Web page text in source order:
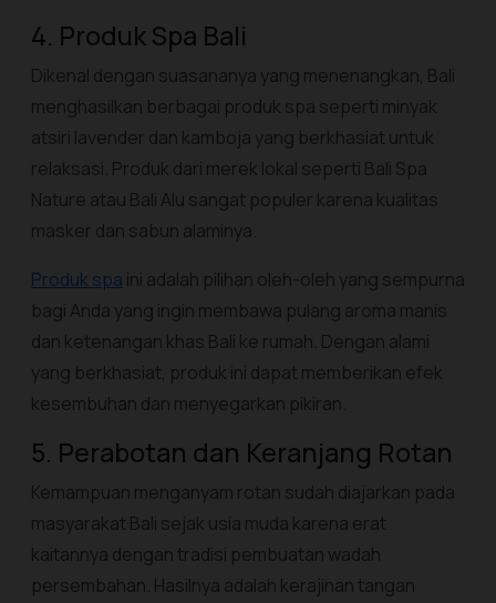
4. Produk Spa Bali
Dikenal dengan suasananya yang menenangkan, Bali
menghasilkan berbagai produk spa seperti minyak
atsiri lavender dan kamboja yang berkhasiat untuk
relaksasi. Produk dari merek lokal seperti Bali Spa
Nature atau Bali Alu sangat populer karena kualitas
masker dan sabun alaminya.
Produk spa ini adalah pilihan oleh-oleh yang sempurna
bagi Anda yang ingin membawa pulang aroma manis
dan ketenangan khas Bali ke rumah. Dengan alami
yang berkhasiat, produk ini dapat memberikan efek
kesembuhan dan menyegarkan pikiran.
5. Perabotan dan Keranjang Rotan
Kemampuan menganyam rotan sudah diajarkan pada
masyarakat Bali sejak usia muda karena erat
kaitannya dengan tradisi pembuatan wadah
persembahan. Hasilnya adalah kerajinan tangan